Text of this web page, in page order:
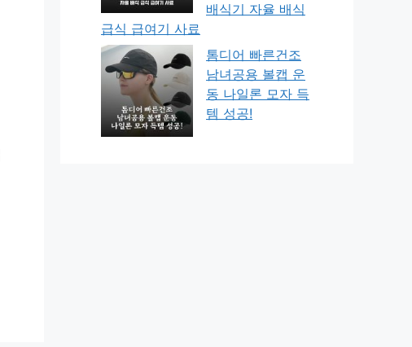
배식기 자율 배식
급식 급여기 사료
톰디어 빠른건조
남녀공용 볼캡 운
동 나일론 모자 득
템 성공!